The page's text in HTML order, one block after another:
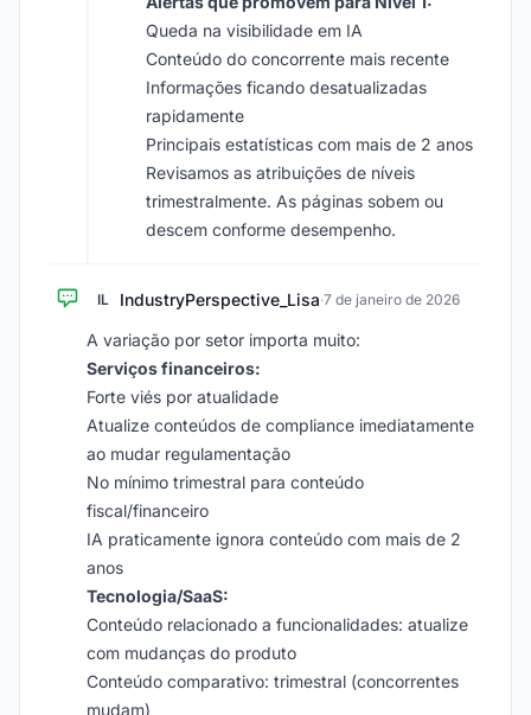
Queda na visibilidade em IA
Conteúdo do concorrente mais recente
Informações ficando desatualizadas
rapidamente
Principais estatísticas com mais de 2 anos
Revisamos as atribuições de níveis
trimestralmente. As páginas sobem ou
descem conforme desempenho.
IL IndustryPerspective_Lisa·7 de janeiro de 2026
A variação por setor importa muito:
Serviços financeiros:
Forte viés por atualidade
Atualize conteúdos de compliance imediatamente
ao mudar regulamentação
No mínimo trimestral para conteúdo
fiscal/financeiro
IA praticamente ignora conteúdo com mais de 2
anos
Tecnologia/SaaS:
Conteúdo relacionado a funcionalidades: atualize
com mudanças do produto
Conteúdo comparativo: trimestral (concorrentes
mudam)